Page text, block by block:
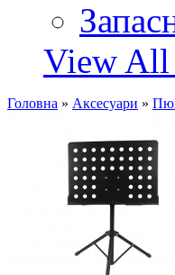
View All
Головна » Аксесуари »